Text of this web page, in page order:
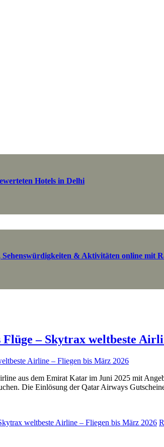
Hotels in Delhi
& Aktivitäten online mit
– Skytrax weltbeste
aus dem Emirat Katar im Juni 2025 mit
Die Einlösung der Qatar Airways
weltbeste Airline – Fliegen bis März 2026